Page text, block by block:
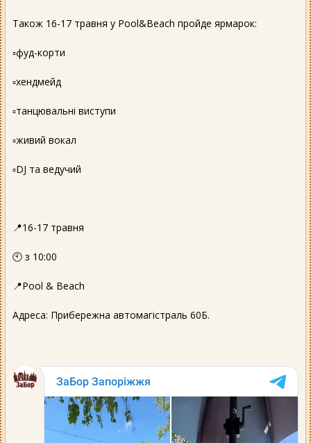
Також 16-17 травня у Pool&Beach пройде ярмарок:
▫️фуд-корти
▫️хендмейд
▫️танцювальні виступи
▫️живий вокал
▫️DJ та ведучий
📍16-17 травня
🕙 з 10:00
📍Pool & Beach
Адреса: Прибережна автомагістраль 60Б.